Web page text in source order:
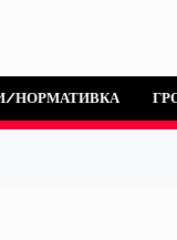
НОРМАТИВКА